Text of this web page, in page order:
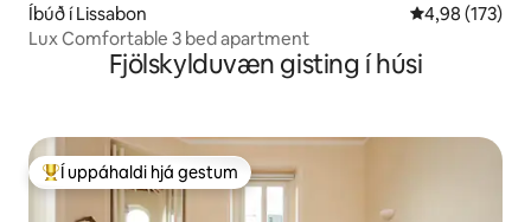
Íbúð í Lissabon 4,98 af 5 í
4,98 (173)
Lux Comfortable 3 bed apartment
Fjölskylduvæn gisting í húsi
Í mestu uppáhaldi hjá gestum
Í uppáhaldi hjá gestum